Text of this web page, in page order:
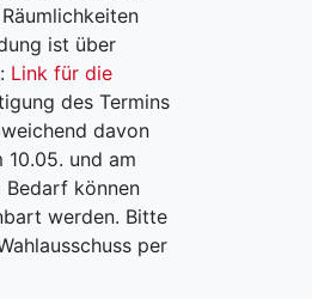
ist über
Link für die
des Termins
davon
und am
können
werden. Bitte
per